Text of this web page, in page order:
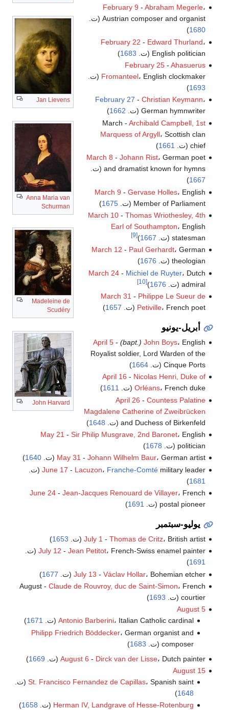
Jan Lievens
Anna Maria van
Schurman
Madeleine de
Scudéry
John Harvard
February 9 - Abraham Megerle،
Austrian composer and organist (ت.
1680
)
February 22 - Edward Thurland،
English politician (ت.
1683
)
February 25- Ahasuerus
Fromanteel، English clockmaker (ت.
1693
)
February 27 - Christian Keymann،
German hymnwriter (ت.
1662
)
March - Archibald Campbell, 1st
Marquess of Argyll، Scottish clan
chief (ت.
1661
)
March 8 - Johann Rist، German poet
and dramatist known for hymns (ت.
1667
)
March 9 - Gervase Holles، English
Member of Parliament (ت.
1675
)
March 10- Thomas Wriothesley, 4th
Earl of Southampton، English
statesman (ت.
1667
)
[9]
March 12 - Paul Gerhardt، German
theologian (ت.
1676
)
March 24- Michiel de Ruyter، Dutch
admiral (ت.
1676
)
[10]
March 31 - Philippe Le Sueur de
Petiville، French poet (ت. 1657
)
أبريل-يونيو
April 5- (bapt.) John Boys، English
Royalist soldier, Lord Warden of the
Cinque Ports (ت.
1664
)
April 16 - Nicolas Henri, Duke of
Orléans، French duke (ت. 1611
)
April 26 - Countess Palatine
Magdalene Catherine of Zweibrücken
and Duchess of Birkenfeld (ت.
1648
)
May 21 - Sir Philip Musgrave, 2nd Baronet، English
politician (ت.
1678
)
May 31 - Johann Wilhelm Baur، German artist (ت. 1640
)
June 17 - Lacuzon، Franche-Comtémilitary leader (ت.
1681
)
June 24- Jean-Jacques Renouard de Villayer، French
postal pioneer (ت.
1691
)
يوليو-سبتمبر
July 1 - Thomas de Critz، British artist (ت. 1653
)
July 12 - Jean Petitot، French-Swiss enamel painter (ت.
1691
)
July 13 - Václav Hollar، Bohemian etcher (ت. 1677
)
August - Claude de Rouvroy, duc de Saint-Simon، French
courtier (ت.
1693
)
August 5
Antonio Barberini، Italian Catholic cardinal (ت. 1671
)
Philipp Friedrich Böddecker، German organist and
composer (ت.
1683
)
August 6 - Dirck van der Lisse، Dutch painter (ت. 1669
)
August 15
St. Francisco Fernandez de Capillas، Spanish saint (ت.
1648
)
Herman IV, Landgrave of Hesse-Rotenburg (ت. 1658
)